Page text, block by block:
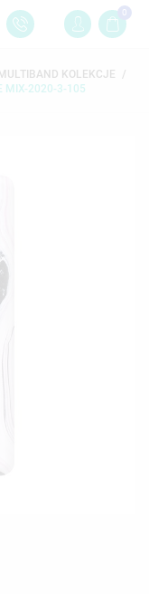
0
KOLEKCJE
MIX-2020-3-105